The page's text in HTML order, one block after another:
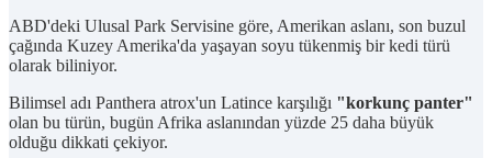
ABD'deki Ulusal Park Servisine göre, Amerikan aslanı, son buzul
çağında Kuzey Amerika'da yaşayan soyu tükenmiş bir kedi türü
olarak biliniyor.
Bilimsel adı Panthera atrox'un Latince karşılığı "korkunç panter"
olan bu türün, bugün Afrika aslanından yüzde 25 daha büyük
olduğu dikkati çekiyor.